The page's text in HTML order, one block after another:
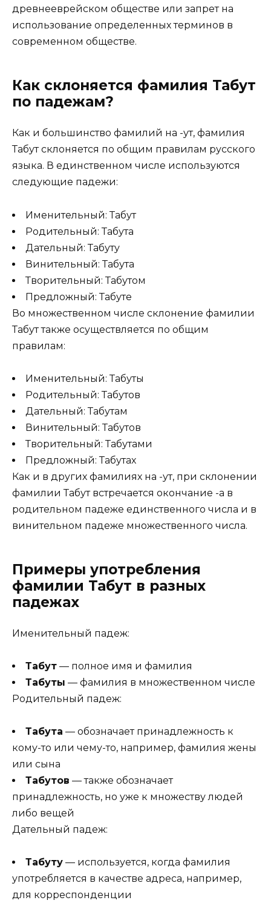
древнееврейском обществе или запрет на
использование определенных терминов в
современном обществе.
Как склоняется фамилия Табут
по падежам?
Как и большинство фамилий на -ут, фамилия
Табут склоняется по общим правилам русского
языка. В единственном числе используются
следующие падежи:
Именительный: Табут
Родительный: Табута
Дательный: Табуту
Винительный: Табута
Творительный: Табутом
Предложный: Табуте
Во множественном числе склонение фамилии
Табут также осуществляется по общим
правилам:
Именительный: Табуты
Родительный: Табутов
Дательный: Табутам
Винительный: Табутов
Творительный: Табутами
Предложный: Табутах
Как и в других фамилиях на -ут, при склонении
фамилии Табут встречается окончание -а в
родительном падеже единственного числа и в
винительном падеже множественного числа.
Примеры употребления
фамилии Табут в разных
падежах
Именительный падеж:
Табут — полное имя и фамилия
Табуты — фамилия в множественном числе
Родительный падеж:
Табута — обозначает принадлежность к
кому-то или чему-то, например, фамилия жены
или сына
Табутов — также обозначает
принадлежность, но уже к множеству людей
либо вещей
Дательный падеж:
Табуту — используется, когда фамилия
употребляется в качестве адреса, например,
для корреспонденции